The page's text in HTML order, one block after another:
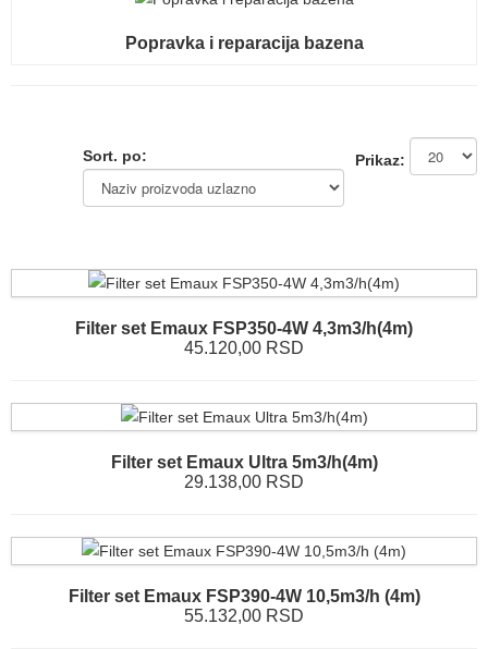
Popravka i reparacija bazena
Prikaz:
Sort. po:
Filter set Emaux FSP350-4W 4,3m3/h(4m)
45.120,00 RSD
Filter set Emaux Ultra 5m3/h(4m)
29.138,00 RSD
Filter set Emaux FSP390-4W 10,5m3/h (4m)
55.132,00 RSD